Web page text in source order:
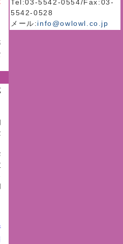
Tel:03-5542-0554/Fax:03-
5542-0528
メール:info@owlowl.co.jp